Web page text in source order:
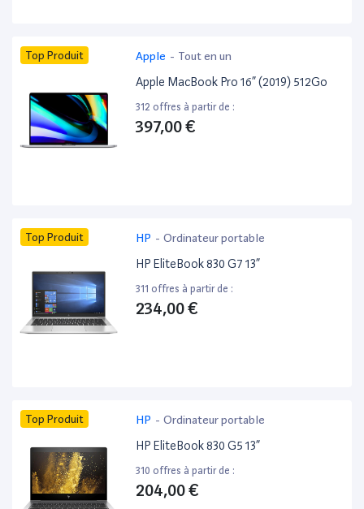
Top Produit Apple - Tout en un
Apple MacBook Pro 16” (2019) 512Go
312 offres à partir de :
397,00 €
Top Produit HP - Ordinateur portable
HP EliteBook 830 G7 13”
311 offres à partir de :
234,00 €
Top Produit HP - Ordinateur portable
HP EliteBook 830 G5 13”
310 offres à partir de :
204,00 €